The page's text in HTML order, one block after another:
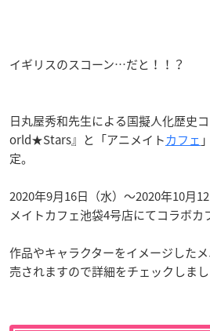
イギリスのスコーン…だと！！？
日丸屋秀和先生による国擬人化歴史
orld★Stars』と「アニメイトカフェ
定。
2020年9月16日（水）～2020年10月
メイトカフェ池袋4号店にてコラボカ
作品やキャラクターをイメージした
売されますので詳細をチェックしまし